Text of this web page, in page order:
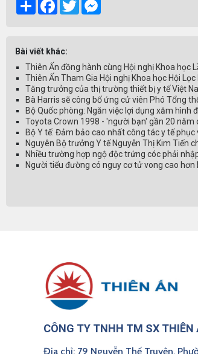
Bài viết khác:
Thiên Ấn đồng hành cùng Hội nghị Khoa học
Thiên Ấn Tham Gia Hội nghị Khoa học Hội
Tăng trưởng của thị trường thiết bị y tế Việt
Bà Harris sẽ công bố ứng cử viên Phó Tổng
Bộ Quốc phòng: Ngăn việc lợi dụng xăm
Toyota Crown 1998 - 'người bạn' gần 20
Bộ Y tế: Đảm bảo cao nhất công tác y tế
Nguyên Bộ trưởng Y tế Nguyễn Thị Kim Tiến
Nhiều trường hợp ngộ độc trứng cóc phải
Người tiểu đường có nguy cơ tử vong cao
CÔNG TY TNHH TM SX THIÊN
Địa chỉ: 79 Nguyễn Thế Truyện,